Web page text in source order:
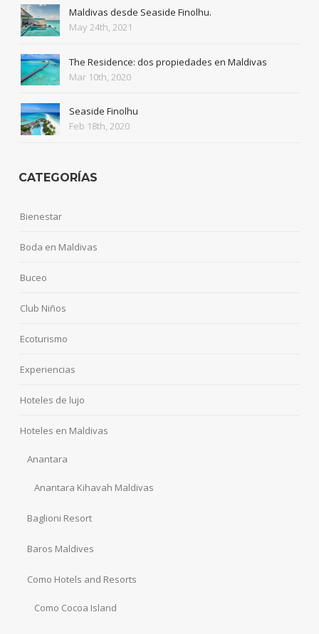
Maldivas desde Seaside Finolhu.
May 24th, 2021
The Residence: dos propiedades en Maldivas
Mar 10th, 2020
Seaside Finolhu
Feb 18th, 2020
CATEGORÍAS
Bienestar
Boda en Maldivas
Buceo
Club Niños
Ecoturismo
Experiencias
Hoteles de lujo
Hoteles en Maldivas
Anantara
Anantara Kihavah Maldivas
Baglioni Resort
Baros Maldives
Como Hotels and Resorts
Como Cocoa Island